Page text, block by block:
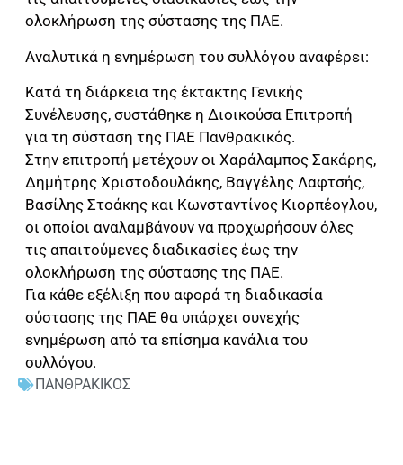
ολοκλήρωση της σύστασης της ΠΑΕ.
Αναλυτικά η ενημέρωση του συλλόγου αναφέρει:
Κατά τη διάρκεια της έκτακτης Γενικής
Συνέλευσης, συστάθηκε η Διοικούσα Επιτροπή
για τη σύσταση της ΠΑΕ Πανθρακικός.
Στην επιτροπή μετέχουν οι Χαράλαμπος Σακάρης,
Δημήτρης Χριστοδουλάκης, Βαγγέλης Λαφτσής,
Βασίλης Στοάκης και Κωνσταντίνος Κιορπέογλου,
οι οποίοι αναλαμβάνουν να προχωρήσουν όλες
τις απαιτούμενες διαδικασίες έως την
ολοκλήρωση της σύστασης της ΠΑΕ.
Για κάθε εξέλιξη που αφορά τη διαδικασία
σύστασης της ΠΑΕ θα υπάρχει συνεχής
ενημέρωση από τα επίσημα κανάλια του
συλλόγου.
ΠΑΝΘΡΑΚΙΚΟΣ